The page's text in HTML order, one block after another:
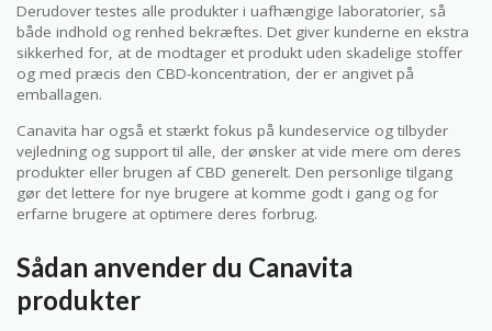
Derudover testes alle produkter i uafhængige laboratorier, så
både indhold og renhed bekræftes. Det giver kunderne en ekstra
sikkerhed for, at de modtager et produkt uden skadelige stoffer
og med præcis den CBD-koncentration, der er angivet på
emballagen.
Canavita har også et stærkt fokus på kundeservice og tilbyder
vejledning og support til alle, der ønsker at vide mere om deres
produkter eller brugen af CBD generelt. Den personlige tilgang
gør det lettere for nye brugere at komme godt i gang og for
erfarne brugere at optimere deres forbrug.
Sådan anvender du Canavita
produkter